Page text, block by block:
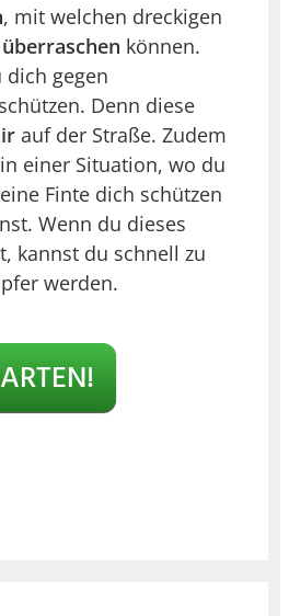
, mit welchen dreckigen
können.
gegen
Denn diese
auf der Straße. Zudem
einer Situation, wo du
Finte dich schützen
Wenn du dieses
kannst du schnell zu
werden.